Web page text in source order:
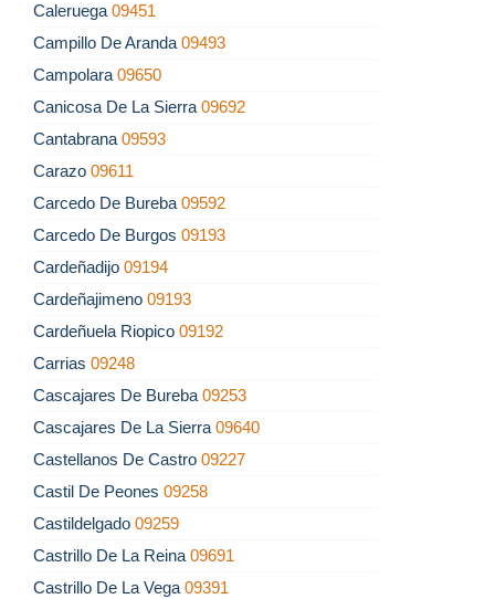
Caleruega 09451
Campillo De Aranda 09493
Campolara 09650
Canicosa De La Sierra 09692
Cantabrana 09593
Carazo 09611
Carcedo De Bureba 09592
Carcedo De Burgos 09193
Cardeñadijo 09194
Cardeñajimeno 09193
Cardeñuela Riopico 09192
Carrias 09248
Cascajares De Bureba 09253
Cascajares De La Sierra 09640
Castellanos De Castro 09227
Castil De Peones 09258
Castildelgado 09259
Castrillo De La Reina 09691
Castrillo De La Vega 09391